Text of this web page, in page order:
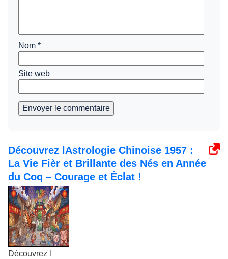
Nom *
Site web
Envoyer le commentaire
Découvrez lAstrologie Chinoise 1957 :
La Vie Fièr et Brillante des Nés en Année
du Coq – Courage et Éclat !
Découvrez l